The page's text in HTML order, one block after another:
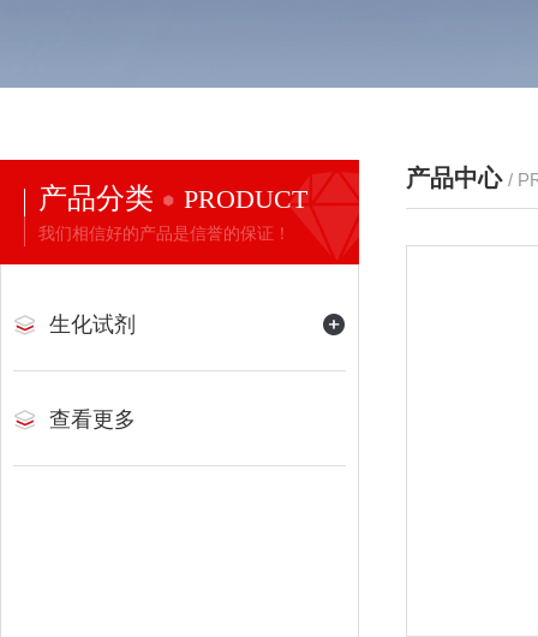
产品分类 PRODUCT
我们相信好的产品是信誉的保证！
生化试剂
查看更多
产品中心 /